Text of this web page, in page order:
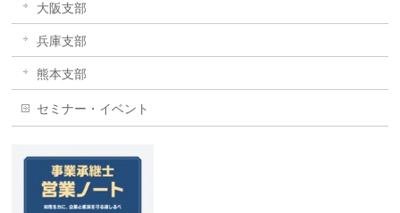
大阪支部
兵庫支部
熊本支部
セミナー・イベント